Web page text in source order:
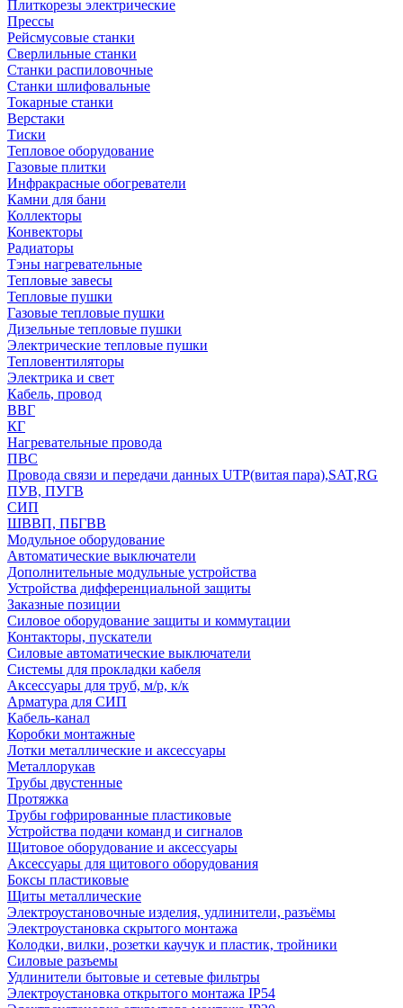
Плиткорезы электрические
Прессы
Рейсмусовые станки
Сверлильные станки
Станки распиловочные
Станки шлифовальные
Токарные станки
Верстаки
Тиски
Тепловое оборудование
Газовые плитки
Инфракрасные обогреватели
Камни для бани
Коллекторы
Конвекторы
Радиаторы
Тэны нагревательные
Тепловые завесы
Тепловые пушки
Газовые тепловые пушки
Дизельные тепловые пушки
Электрические тепловые пушки
Тепловентиляторы
Электрика и свет
Кабель, провод
ВВГ
КГ
Нагревательные провода
ПВС
Провода связи и передачи данных UTP(витая пара),SAT,RG
ПУВ, ПУГВ
СИП
ШВВП, ПБГВВ
Модульное оборудование
Автоматические выключатели
Дополнительные модульные устройства
Устройства дифференциальной защиты
Заказные позиции
Силовое оборудование защиты и коммутации
Контакторы, пускатели
Силовые автоматические выключатели
Системы для прокладки кабеля
Аксессуары для труб, м/р, к/к
Арматура для СИП
Кабель-канал
Коробки монтажные
Лотки металлические и аксессуары
Металлорукав
Трубы двустенные
Протяжка
Трубы гофрированные пластиковые
Устройства подачи команд и сигналов
Щитовое оборудование и аксессуары
Аксессуары для щитового оборудования
Боксы пластиковые
Щиты металлические
Электроустановочные изделия, удлинители, разъёмы
Электроустановка скрытого монтажа
Колодки, вилки, розетки каучук и пластик, тройники
Силовые разъемы
Удлинители бытовые и сетевые фильтры
Электроустановка открытого монтажа IP54